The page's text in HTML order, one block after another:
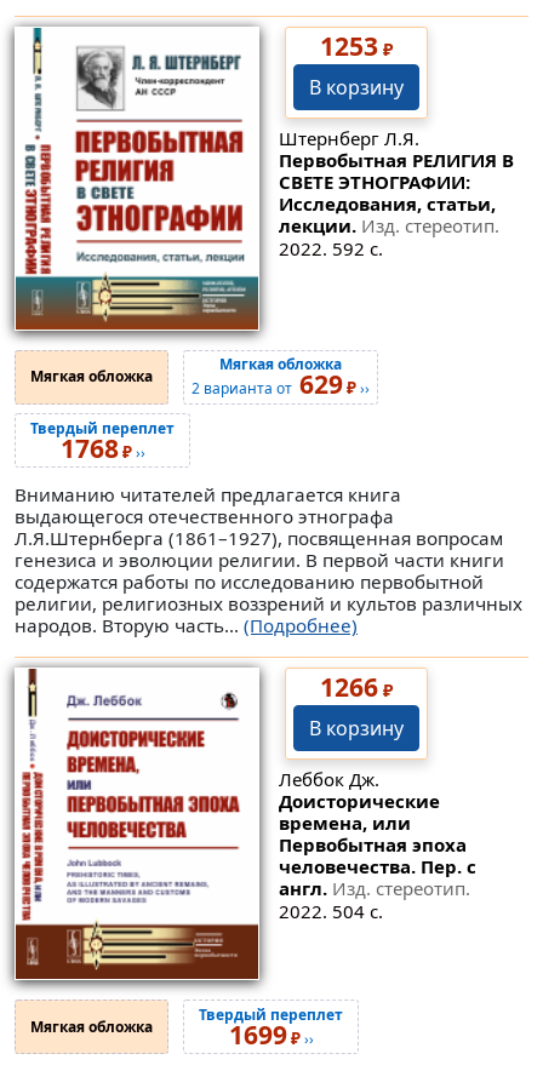
1253₽
В корзину
Штернберг Л.Я.
Первобытная РЕЛИГИЯ В
СВЕТЕ ЭТНОГРАФИИ:
Исследования, статьи,
лекции. Изд. стереотип.
2022. 592 с.
Мягкая обложка
Мягкая обложка
2 варианта от 629₽››
Твердый переплет
1768₽››
Вниманию читателей предлагается книга
выдающегося отечественного этнографа
Л.Я.Штернберга (1861–1927), посвященная вопросам
генезиса и эволюции религии. В первой части книги
содержатся работы по исследованию первобытной
религии, религиозных воззрений и культов различных
народов. Вторую часть... (Подробнее)
1266₽
В корзину
Леббок Дж.
Доисторические
времена, или
Первобытная эпоха
человечества. Пер. с
англ. Изд. стереотип.
2022. 504 с.
Мягкая обложка
Твердый переплет
1699₽››